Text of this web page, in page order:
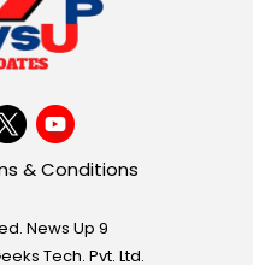
& Conditions
News Up 9
Tech. Pvt. Ltd.